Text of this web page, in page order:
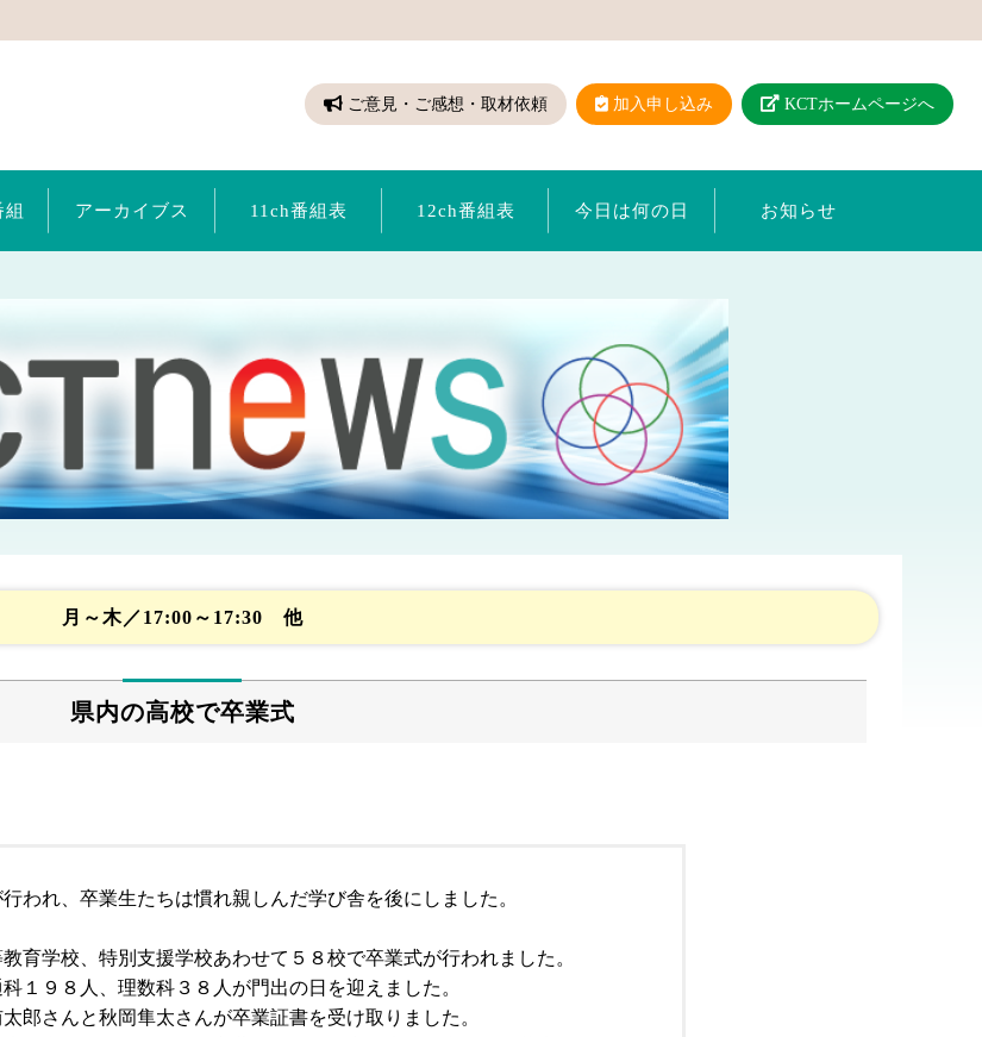
ご意見・ご感想・取材依頼 加入申し込み KCTホームページへ
アーカイブス 11ch番組表 12ch番組表 今日は何の日 お知らせ
月～木／17:00～17:30 他
県内の高校で卒業式
われ、卒業生たちは慣れ親しんだ学び舎を後にしました。
育学校、特別支援学校あわせて５８校で卒業式が行われました。
１９８人、理数科３８人が門出の日を迎えました。
郎さんと秋岡隼太さんが卒業証書を受け取りました。